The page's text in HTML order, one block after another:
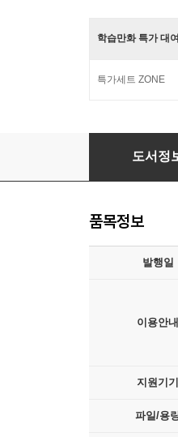
학습만화 특가 대
특가세트 ZONE
[대여] 주석으
도서정
품목정보
발행일
이용안내
지원기기
파일/용